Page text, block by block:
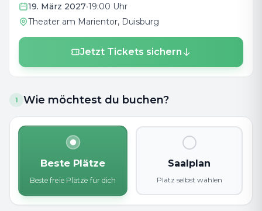
19. März 2027•19:00 Uhr
Theater am Marientor, Duisburg
Jetzt Tickets sichern
1 Wie möchtest du buchen?
Beste Plätze
Beste freie Plätze für dich
Saalplan
Platz selbst wählen